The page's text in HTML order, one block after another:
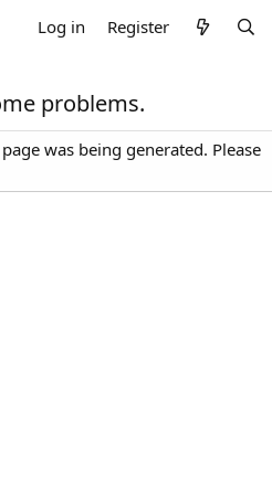
Log in Register
problems.
was being generated. Please